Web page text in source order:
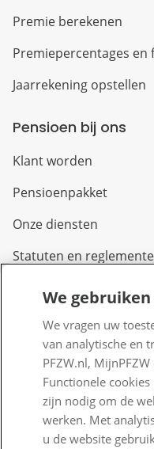
Premie berekenen
Premiepercentages en
Jaarrekening opstellen
Pensioen bij ons
Klant worden
Pensioenpakket
Onze diensten
Statuten en
Over PFZW
Wij zijn PFZW
Beleggen voor een
Nieuwe regels voor
Zo staan we ervoor
We
We vragen uw
van analytische en
PFZW.nl,
Functionele
zijn nodig om de
werken. Met
u de website